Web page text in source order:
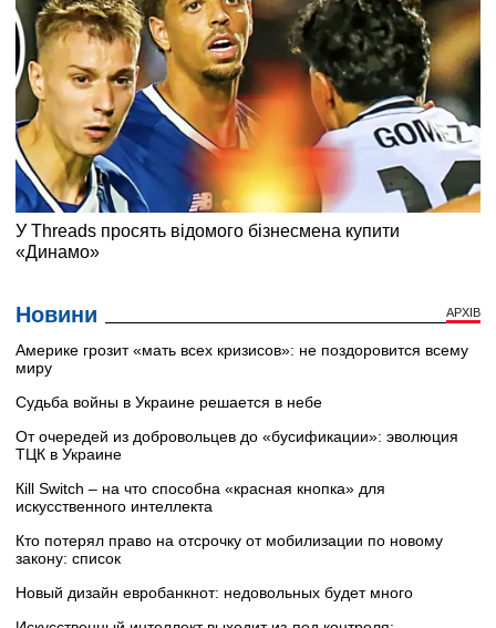
Новини АРХІВ
Америке грозит «мать всех кризисов»: не поздоровится всему
миру
Судьба войны в Украине решается в небе
От очередей из добровольцев до «бусификации»: эволюция
ТЦК в Украине
Кill Switch – на что способна «красная кнопка» для
искусственного интеллекта
Кто потерял право на отсрочку от мобилизации по новому
закону: список
Новый дизайн евробанкнот: недовольных будет много